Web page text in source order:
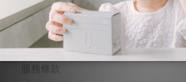
常見問題
購物說明
退換貨說明
服務條款